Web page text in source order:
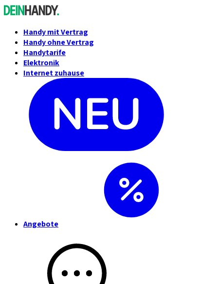
Handy mit Vertrag
Handy ohne Vertrag
Handytarife
Elektronik
Internet zuhause
Angebote